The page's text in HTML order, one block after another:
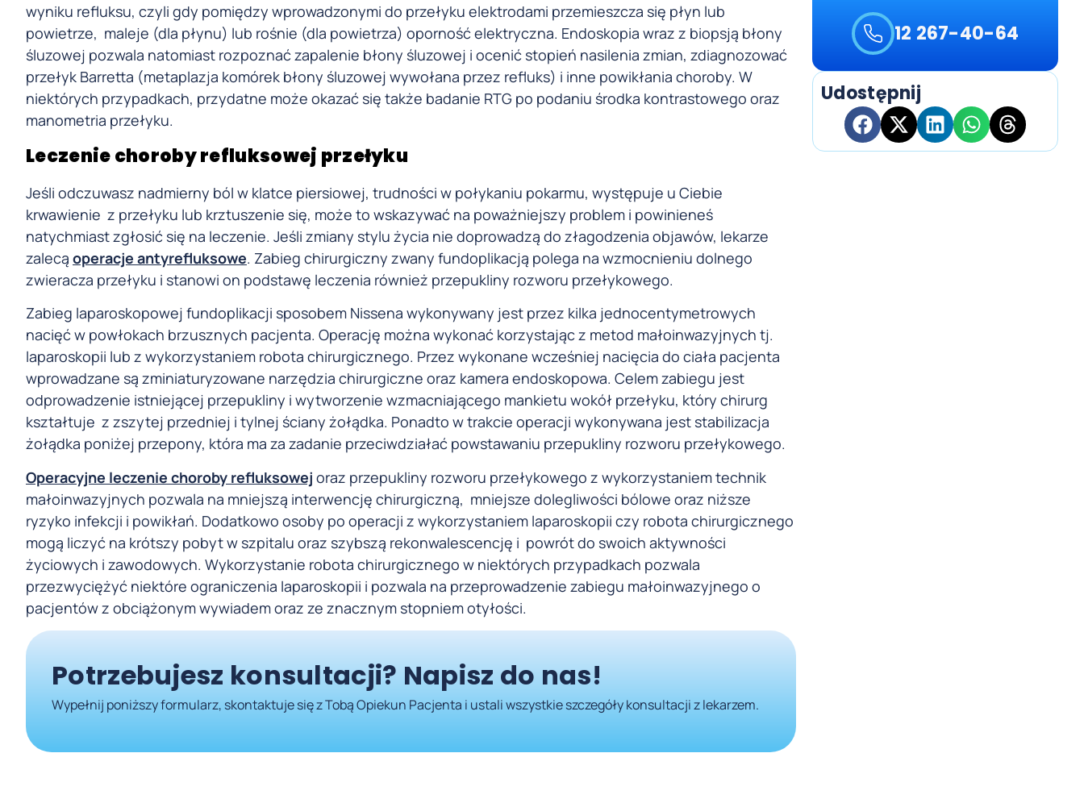
wyniku refluksu, czyli gdy pomiędzy wprowadzonymi do przełyku elektrodami przemieszcza się płyn lub
powietrze, maleje (dla płynu) lub rośnie (dla powietrza) oporność elektryczna. Endoskopia wraz z biopsją błony
śluzowej pozwala natomiast rozpoznać zapalenie błony śluzowej i ocenić stopień nasilenia zmian, zdiagnozować
przełyk Barretta (metaplazja komórek błony śluzowej wywołana przez refluks) i inne powikłania choroby. W
niektórych przypadkach, przydatne może okazać się także badanie RTG po podaniu środka kontrastowego oraz
manometria przełyku.
Leczenie choroby refluksowej przełyku
Jeśli odczuwasz nadmierny ból w klatce piersiowej, trudności w połykaniu pokarmu, występuje u Ciebie
krwawienie z przełyku lub krztuszenie się, może to wskazywać na poważniejszy problem i powinieneś
natychmiast zgłosić się na leczenie. Jeśli zmiany stylu życia nie doprowadzą do złagodzenia objawów, lekarze
zalecą operacje antyrefluksowe. Zabieg chirurgiczny zwany fundoplikacją polega na wzmocnieniu dolnego
zwieracza przełyku i stanowi on podstawę leczenia również przepukliny rozworu przełykowego.
Zabieg laparoskopowej fundoplikacji sposobem Nissena wykonywany jest przez kilka jednocentymetrowych
nacięć w powłokach brzusznych pacjenta. Operację można wykonać korzystając z metod małoinwazyjnych tj.
laparoskopii lub z wykorzystaniem robota chirurgicznego. Przez wykonane wcześniej nacięcia do ciała pacjenta
wprowadzane są zminiaturyzowane narzędzia chirurgiczne oraz kamera endoskopowa. Celem zabiegu jest
odprowadzenie istniejącej przepukliny i wytworzenie wzmacniającego mankietu wokół przełyku, który chirurg
kształtuje z zszytej przedniej i tylnej ściany żołądka. Ponadto w trakcie operacji wykonywana jest stabilizacja
żołądka poniżej przepony, która ma za zadanie przeciwdziałać powstawaniu przepukliny rozworu przełykowego.
Operacyjne leczenie choroby refluksowej oraz przepukliny rozworu przełykowego z wykorzystaniem technik
małoinwazyjnych pozwala na mniejszą interwencję chirurgiczną, mniejsze dolegliwości bólowe oraz niższe
ryzyko infekcji i powikłań. Dodatkowo osoby po operacji z wykorzystaniem laparoskopii czy robota chirurgicznego
mogą liczyć na krótszy pobyt w szpitalu oraz szybszą rekonwalescencję i powrót do swoich aktywności
życiowych i zawodowych. Wykorzystanie robota chirurgicznego w niektórych przypadkach pozwala
przezwyciężyć niektóre ograniczenia laparoskopii i pozwala na przeprowadzenie zabiegu małoinwazyjnego o
pacjentów z obciążonym wywiadem oraz ze znacznym stopniem otyłości.
Potrzebujesz konsultacji? Napisz do nas!
Wypełnij poniższy formularz, skontaktuje się z Tobą Opiekun Pacjenta i ustali wszystkie szczegóły konsultacji z lekarzem.
12 267-40-64
Udostępnij